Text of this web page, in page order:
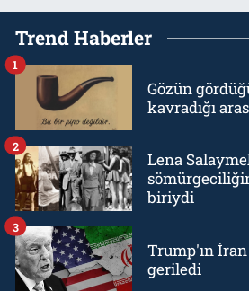
Trend Haberler
Gözün
kavradığı
1
Lena
biriydi
2
Trump'ın
geriledi
3